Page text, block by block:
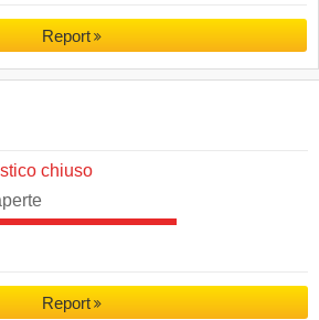
Report
chiuso
Report